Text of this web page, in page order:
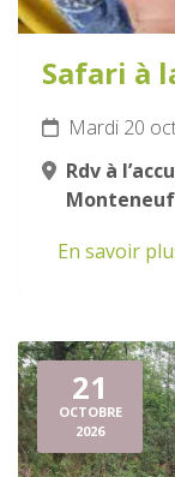
Safari à
Mardi 20
Rdv à
Monteneuf
En savoir
21
OCTOBRE
2026